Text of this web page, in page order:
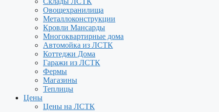
Овощехранилища
Металлоконструкции
Кровли Мансарды
Многоквартирные дома
Автомойка из ЛСТК
Коттеджи Дома
Гаражи из ЛСТК
Фермы
Магазины
Теплицы
Цены
Цены на ЛСТК